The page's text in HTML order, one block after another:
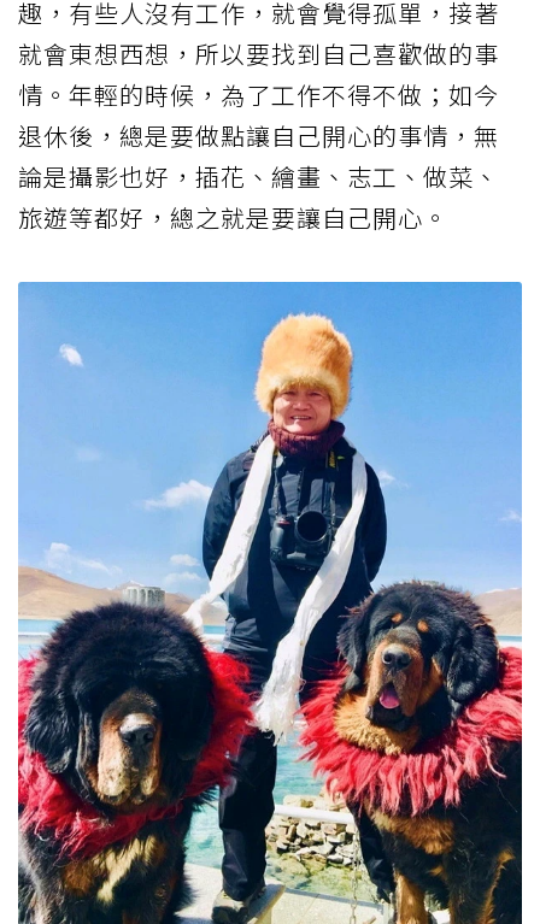
趣，有些人沒有工作，就會覺得孤單，接著
就會東想西想，所以要找到自己喜歡做的事
情。年輕的時候，為了工作不得不做；如今
退休後，總是要做點讓自己開心的事情，無
論是攝影也好，插花、繪畫、志工、做菜、
旅遊等都好，總之就是要讓自己開心。